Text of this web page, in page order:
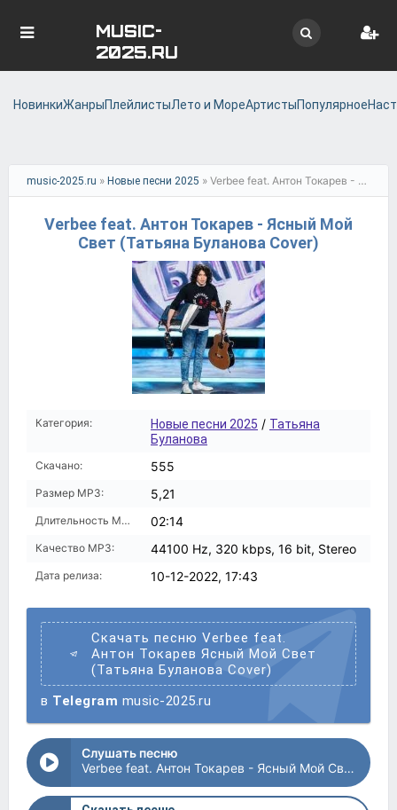
MUSIC-
2025.RU
НовинкиЖанрыПлейлистыЛето и МореАртистыПопулярное
music-2025.ru » Новые песни 2025 » Verbee feat. Антон Токарев - Ясный Мой Свет (Татьяна Буланова Cover)
Verbee feat. Антон Токарев - Ясный Мой
Свет (Татьяна Буланова Cover)
Категория: Новые песни 2025 / Татьяна
Буланова
Скачано: 555
Размер MP3: 5,21
Длительность MP3: 02:14
Качество MP3: 44100 Hz, 320 kbps, 16 bit, Stereo
Дата релиза: 10-12-2022, 17:43
Скачать песню Verbee feat.
Антон Токарев Ясный Мой Свет
(Татьяна Буланова Cover)
в Telegram music-2025.ru
Слушать песню
Verbee feat. Антон Токарев - Ясный Мой Свет (Татьяна Буланова Cover)